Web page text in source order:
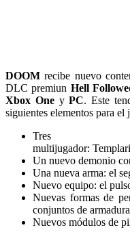
DOOM recibe nuevo
DLC premiun Hell
Xbox One yPC. Este
siguientes elementos para
Tres
multijugador:
Un nuevo demonio
Una nueva arma: el
Nuevo equipo: el
Nuevas formas de
conjuntos de
Nuevos módulos de